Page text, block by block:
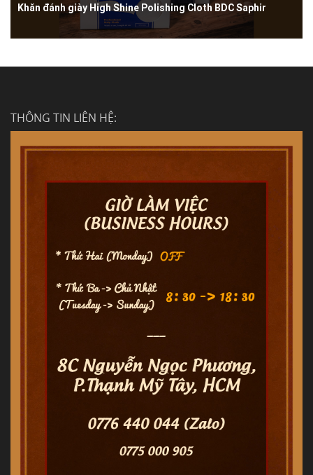
Khăn đánh giày High Shine Polishing Cloth BDC Saphir
THÔNG TIN LIÊN HỆ: